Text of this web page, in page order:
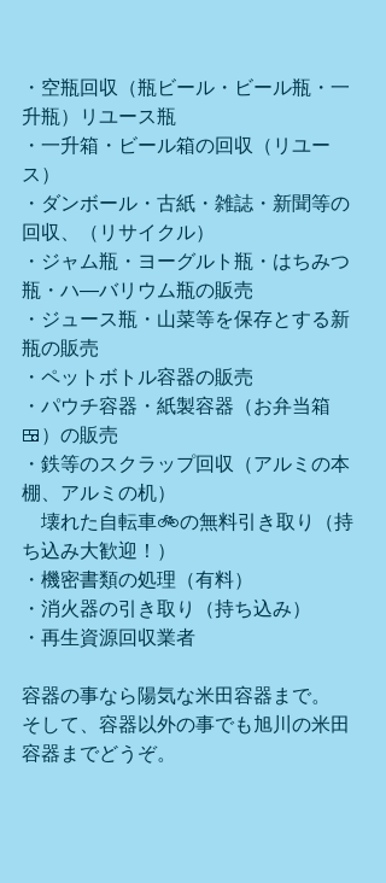
・空瓶回収（瓶ビール・ビール瓶・一
升瓶）リユース瓶
・一升箱・ビール箱の回収（リユー
ス）
・ダンボール・古紙・雑誌・新聞等の
回収、（リサイクル）
・ジャム瓶・ヨーグルト瓶・はちみつ
瓶・ハ―バリウム瓶の販売
・ジュース瓶・山菜等を保存とする新
瓶の販売
・ペットボトル容器の販売
・パウチ容器・紙製容器（お弁当箱
🍱）の販売
・鉄等のスクラップ回収（アルミの本
棚、アルミの机）
壊れた自転車🚲の無料引き取り（持
ち込み大歓迎！）
・機密書類の処理（有料）
・消火器の引き取り（持ち込み）
・再生資源回収業者
容器の事なら陽気な米田容器まで。
そして、容器以外の事でも旭川の米田
容器までどうぞ。